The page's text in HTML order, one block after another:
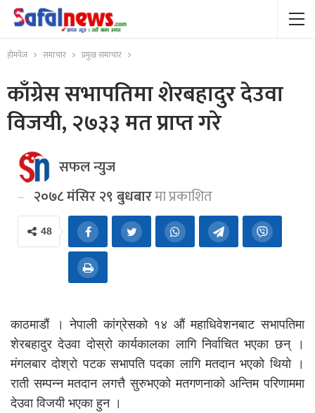
होमपेज समाचार प्रमुख समाचार
काँग्रेस सभापतिमा शेरबहादुर देउवा
विजयी, २७३३ मत प्राप्त गरे
सफल न्युज
२०७८ मंसिर २९ बुधबारमा प्रकाशित
48
काठमाडौं । नेपाली कांग्रेसको १४ औं महाधिवेशनबाट सभापतिमा
शेरबहादुर देउवा दोस्रो कार्यकालका लागि निर्वाचित भएका छन् ।
मंगलबार दोश्रो पटक सभापति पदका लागि मतदान भएको थियो ।
राती सम्पन्न मतदान लगत्तै सुरुभएको मतगणनाको अन्तिम परिणाममा
देउवा विजयी भएका हुन ।